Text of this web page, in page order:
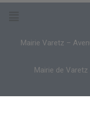
Mairie Varetz –
Mairie de